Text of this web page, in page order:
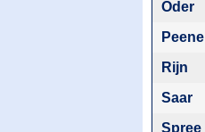
Oder
Peene
Rijn
Saar
Spree